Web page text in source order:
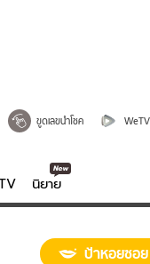
ขูดเลขนำโชค WeTV
นิยาย
ความ
ป้าหอยซอ